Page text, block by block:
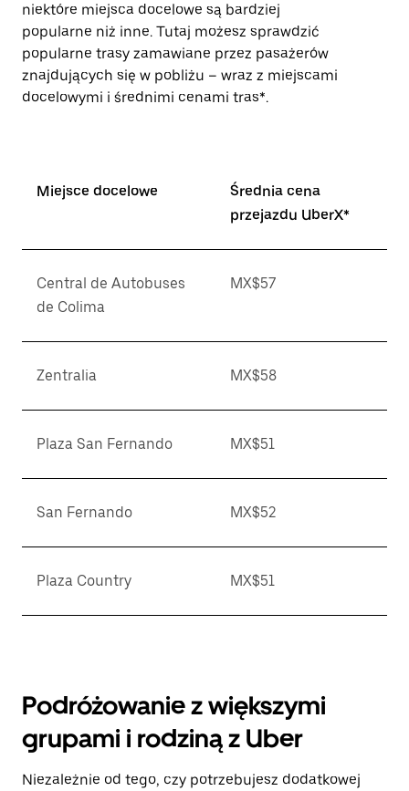
niektóre miejsca docelowe są bardziej
popularne niż inne. Tutaj możesz sprawdzić
popularne trasy zamawiane przez pasażerów
znajdujących się w pobliżu – wraz z miejscami
docelowymi i średnimi cenami tras*.
Miejsce docelowe
Średnia cena
przejazdu UberX*
Central de Autobuses
de Colima
MX$57
Zentralia MX$58
Plaza San Fernando MX$51
San Fernando MX$52
Plaza Country MX$51
Podróżowanie z większymi
grupami i rodziną z Uber
Niezależnie od tego, czy potrzebujesz dodatkowej